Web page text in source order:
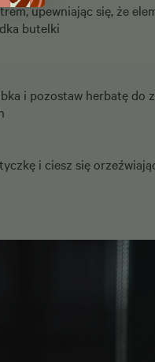
upewniając się, że
butelki
i pozostaw herbatę do
i ciesz się